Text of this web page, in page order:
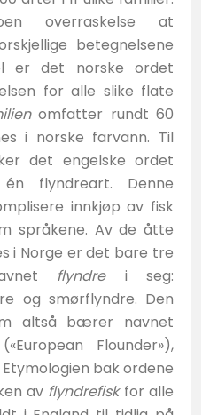
overraskelse at
betegnelsene
er det norske ordet
for alle slike flate
omfatter rundt 60
i norske farvann. Til
det engelske ordet
flyndreart. Denne
innkjøp av fisk
språkene. Av de åtte
i Norge er det bare tre
flyndrei seg:
og smørflyndre. Den
altså bærer navnet
Flounder»),
bak ordene
av flyndrefiskfor alle